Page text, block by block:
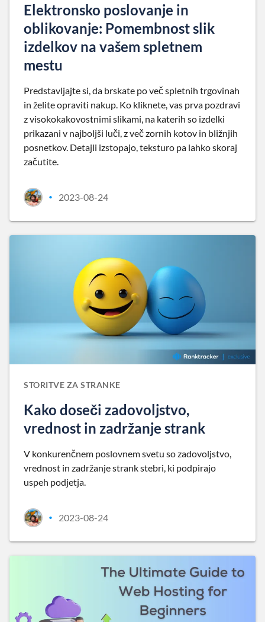
Elektronsko poslovanje in
oblikovanje: Pomembnost slik
izdelkov na vašem spletnem
mestu
Predstavljajte si, da brskate po več spletnih trgovinah
in želite opraviti nakup. Ko kliknete, vas prva pozdravi
z visokokakovostnimi slikami, na katerih so izdelki
prikazani v najboljši luči, z več zornih kotov in bližnjih
posnetkov. Detajli izstopajo, teksturo pa lahko skoraj
začutite.
• 2023-08-24
STORITVE ZA STRANKE
Kako doseči zadovoljstvo,
vrednost in zadržanje strank
V konkurenčnem poslovnem svetu so zadovoljstvo,
vrednost in zadržanje strank stebri, ki podpirajo
uspeh podjetja.
• 2023-08-24